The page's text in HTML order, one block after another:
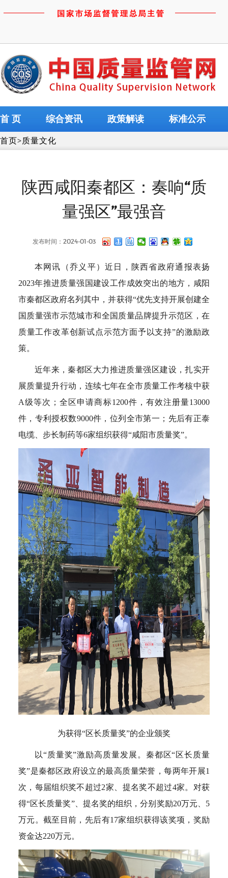
首 页 综合资讯 政策解读 标准公示
首页>质量文化
陕西咸阳秦都区：奏响“质
量强区”最强音
发布时间：2024-01-03
本网讯（乔义平）近日，陕西省政府通报表扬
2023年推进质量强国建设工作成效突出的地方，咸阳
市秦都区政府名列其中，并获得“优先支持开展创建全
国质量强市示范城市和全国质量品牌提升示范区，在
质量工作改革创新试点示范方面予以支持”的激励政
策。
近年来，秦都区大力推进质量强区建设，扎实开
展质量提升行动，连续七年在全市质量工作考核中获
A级等次；全区申请商标1200件，有效注册量13000
件，专利授权数9000件，位列全市第一；先后有正泰
电缆、步长制药等6家组织获得“咸阳市质量奖”。
为获得“区长质量奖”的企业颁奖
以“质量奖”激励高质量发展。秦都区“区长质量
奖”是秦都区政府设立的最高质量荣誉，每两年开展1
次，每届组织奖不超过2家、提名奖不超过4家。对获
得“区长质量奖”、提名奖的组织，分别奖励20万元、5
万元。截至目前，先后有17家组织获得该奖项，奖励
资金达220万元。